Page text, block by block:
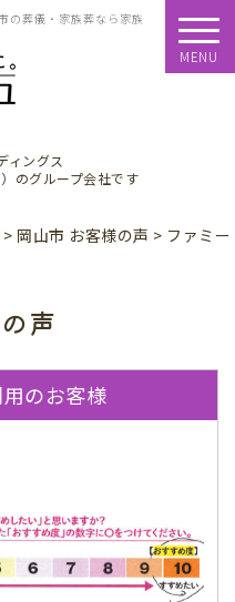
の葬儀・家族葬なら家族
ィングス
のグループ会社です
MENU
> 岡山市 お客様の声 > ファミー
声
のお客様